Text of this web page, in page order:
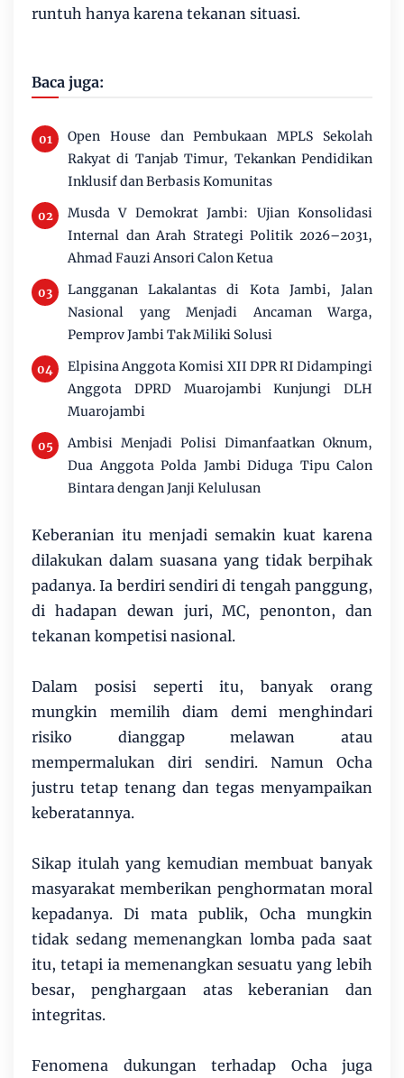
runtuh hanya karena tekanan situasi.
Baca juga:
Open House dan Pembukaan MPLS Sekolah
Rakyat di Tanjab Timur, Tekankan Pendidikan
Inklusif dan Berbasis Komunitas
Musda V Demokrat Jambi: Ujian Konsolidasi
Internal dan Arah Strategi Politik 2026–2031,
Ahmad Fauzi Ansori Calon Ketua
Langganan Lakalantas di Kota Jambi, Jalan
Nasional yang Menjadi Ancaman Warga,
Pemprov Jambi Tak Miliki Solusi
Elpisina Anggota Komisi XII DPR RI Didampingi
Anggota DPRD Muarojambi Kunjungi DLH
Muarojambi
Ambisi Menjadi Polisi Dimanfaatkan Oknum,
Dua Anggota Polda Jambi Diduga Tipu Calon
Bintara dengan Janji Kelulusan
Keberanian itu menjadi semakin kuat karena
dilakukan dalam suasana yang tidak berpihak
padanya. Ia berdiri sendiri di tengah panggung,
di hadapan dewan juri, MC, penonton, dan
tekanan kompetisi nasional.
Dalam posisi seperti itu, banyak orang
mungkin memilih diam demi menghindari
risiko dianggap melawan atau
mempermalukan diri sendiri. Namun Ocha
justru tetap tenang dan tegas menyampaikan
keberatannya.
Sikap itulah yang kemudian membuat banyak
masyarakat memberikan penghormatan moral
kepadanya. Di mata publik, Ocha mungkin
tidak sedang memenangkan lomba pada saat
itu, tetapi ia memenangkan sesuatu yang lebih
besar, penghargaan atas keberanian dan
integritas.
Fenomena dukungan terhadap Ocha juga